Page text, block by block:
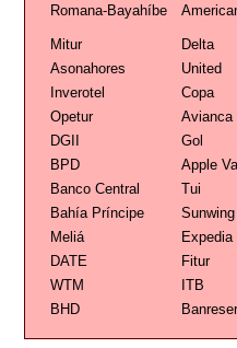
Romana-Bayahíbe
Mitur
Delta
Asonahores
United
Inverotel
Copa
Opetur
Avianca
DGII
Gol
BPD
Apple
Banco Central
Tui
Bahía Príncipe
Sunwing
Meliá
Expedia
DATE
Fitur
WTM
ITB
BHD